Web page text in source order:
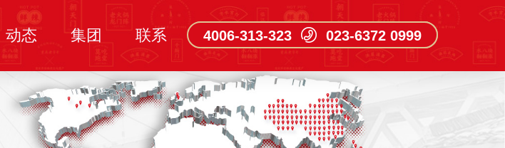
动态 集团 联系 4006-313-323 023-6372 0999